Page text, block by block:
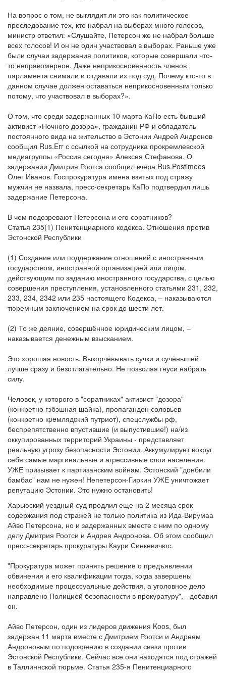
На вопрос о том, не выглядит ли это как политическое
преследование тех, кто набрал на выборах много голосов,
министр ответил: «Слушайте, Петерсон же не набрал больше
всех голосов! И он не один участвовал в выборах. Раньше уже
были случаи задержания политиков, которые совершали что-
то неправомерное. Даже неприкосновенность членов
парламента снимали и отдавали их под суд. Почему кто-то в
данном случае должен оставаться неприкосновенным только
потому, что участвовал в выборах?».
О том, что среди задержанных 10 марта КаПо есть бывший
активист «Ночного дозора», гражданин РФ и обладатель
постоянного вида на жительство в Эстонии Андрей Андронов
сообщил Rus.Err с ссылкой на сотрудника прокремлевской
медиагруппы «Россия сегодня» Алексея Стефанова. О
задержании Дмитрия Роотса сообщил вчера Rus.Postimees
Олег Иванов. Госпрокуратура имена взятых под стражу
мужчин не назвала, пресс-секретарь КаПо подтвердил лишь
задержание Петерсона.
В чем подозревают Петерсона и его соратников?
Статья 235(1) Пенитенциарного кодекса. Отношения против
Эстонской Республики
(1) Создание или поддержание отношений с иностранным
государством, иностранной организацией или лицом,
действующим по заданию иностранного государства, с целью
совершения преступления, установленного статьями 231, 232,
233, 234, 2342 или 235 настоящего Кодекса, – наказываются
тюремным заключением на срок до шести лет.
(2) То же деяние, совершённое юридическим лицом, –
наказывается денежным взысканием.
Это хорошая новость. Выкорчёвывать сучки и сучёнышей
лучше сразу и безотлагательно. Не позволяя гнуси набрать
силу.
Человек, у которого в "соратниках" активист "дозора"
(конкретно гэбэшная шайка), пропагандон соловьев
(конкретно кpeмлядcкий путриот), спецслужбы рф,
беспрепятственно впустившие (и выпустившие!) на/из
оккупированных территорий Украины - представляет
реальную угрозу безопасности Эстонии. Аккумулирует вокруг
себя самые маргинальные и агрессивные слои населения.
УЖЕ призывает к партизанским войнам. Эстонский "донбили
бамбас" нам не нужен! Непетерсон-Гиркин УЖЕ уничтожает
репутацию Эстонии. Это нужно остановить!
Харьюский уездный суд продлил еще на 2 месяца срок
содержания под стражей не только политика из Ида-Вирумаа
Айво Петерсона, но и задержанных вместе с ним по одному
делу Дмитрия Роотси и Андрея Андронова. Об этом сообщил
пресс-секретарь прокуратуры Каури Синкевичюс.
"Прокуратура может принять решение о предъявлении
обвинения и его квалификации тогда, когда завершены
необходимые процессуальные действия, а уголовное дело
направлено Полицией безопасности в прокуратуру", - добавил
он.
Айво Петерсон, один из лидеров движения Koos, был
задержан 11 марта вместе с Дмитрием Роотси и Андреем
Андроновым по подозрению в создании связи против
Эстонской Республики. Сейчас все они находятся под стражей
в Таллиннской тюрьме. Статья 235-я Пенитенциарного